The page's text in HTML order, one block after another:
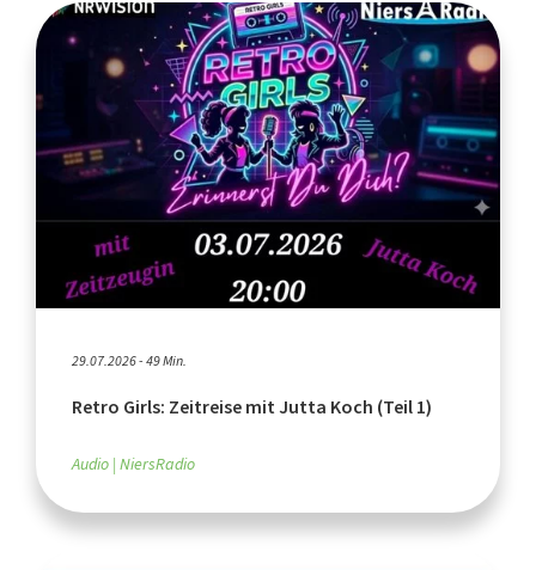
29.07.2026 - 49 Min.
Retro Girls: Zeitreise mit Jutta Koch (Teil 1)
Audio NiersRadio